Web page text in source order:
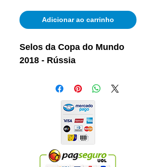
Adicionar ao carrinho
Selos da Copa do Mundo
2018 - Rússia